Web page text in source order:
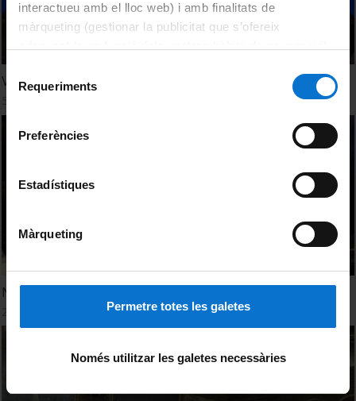
interactueu amb el lloc web) i amb finalitats de
màrqueting (gestionar la publicitat que s’ofereix
consultar laPolítica de galetes del lloc web de la
de Requeriments
Preferències
Estadístiques
Màrqueting
Permetre totes les galetes
Només utilitzar les galetes necessàries
Vespres d'Hivern 2024
NeuroConcert. El cervell en moviment (Resum)